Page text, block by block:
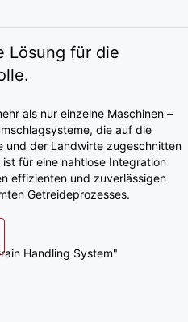
Lösung für die
als nur einzelne Maschinen –
die auf die
und der Landwirte zugeschnitten
für eine nahtlose Integration
effizienten und zuverlässigen
Getreideprozesses.